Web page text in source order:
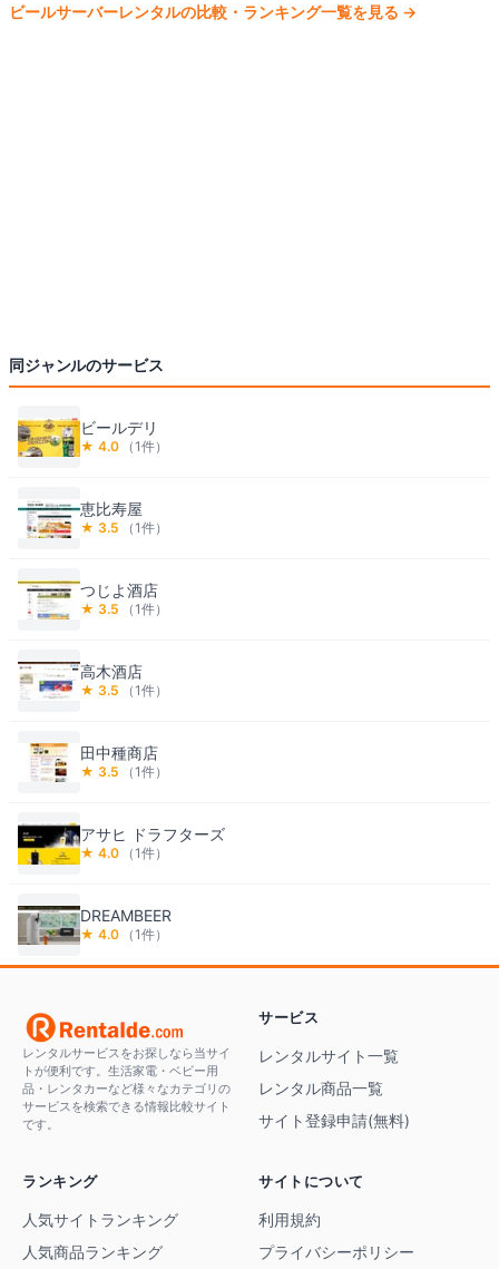
ビールサーバーレンタルの比較・ランキング一覧を見る →
同ジャンルのサービス
ビールデリ
★ 4.0 （1件）
恵比寿屋
★ 3.5 （1件）
つじよ酒店
★ 3.5 （1件）
高木酒店
★ 3.5 （1件）
田中種商店
★ 3.5 （1件）
アサヒ ドラフターズ
★ 4.0 （1件）
DREAMBEER
★ 4.0 （1件）
レンタルサービスをお探しなら当サイ
トが便利です。生活家電・ベビー用
品・レンタカーなど様々なカテゴリの
サービスを検索できる情報比較サイト
です。
サービス
レンタルサイト一覧
レンタル商品一覧
サイト登録申請(無料)
ランキング
人気サイトランキング
人気商品ランキング
サイトについて
利用規約
プライバシーポリシー